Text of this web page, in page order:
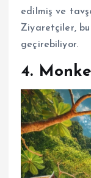
edilmiş ve
Ziyaretçiler,
geçirebiliyor.
4.